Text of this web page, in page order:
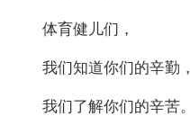
体育健儿们，
我们知道你们的辛勤，
我们了解你们的辛苦。